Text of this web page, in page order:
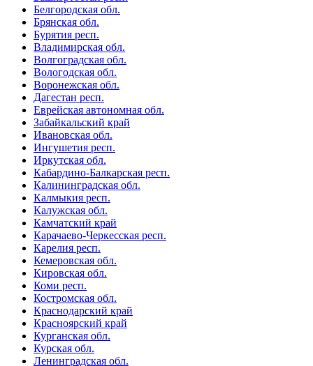
Белгородская обл.
Брянская обл.
Бурятия респ.
Владимирская обл.
Волгоградская обл.
Вологодская обл.
Воронежская обл.
Дагестан респ.
Еврейская автономная обл.
Забайкальский край
Ивановская обл.
Ингушетия респ.
Иркутская обл.
Кабардино-Балкарская респ.
Калининградская обл.
Калмыкия респ.
Калужская обл.
Камчатский край
Карачаево-Черкесская респ.
Карелия респ.
Кемеровская обл.
Кировская обл.
Коми респ.
Костромская обл.
Краснодарский край
Красноярский край
Курганская обл.
Курская обл.
Ленинградская обл.